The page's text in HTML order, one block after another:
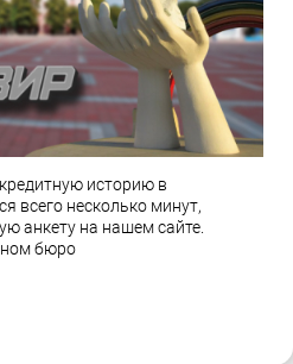
историю в
всего несколько минут,
анкету на нашем сайте.
бюро